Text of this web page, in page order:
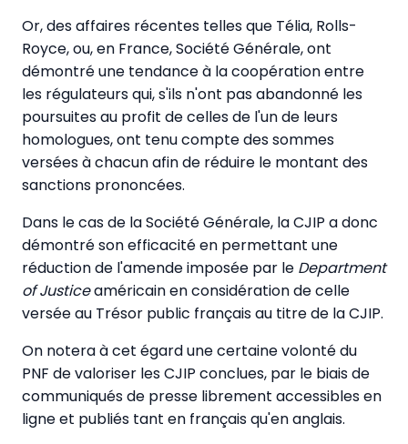
Or, des affaires récentes telles que Télia, Rolls-
Royce, ou, en France, Société Générale, ont
démontré une tendance à la coopération entre
les régulateurs qui, s'ils n'ont pas abandonné les
poursuites au profit de celles de l'un de leurs
homologues, ont tenu compte des sommes
versées à chacun afin de réduire le montant des
sanctions prononcées.
Dans le cas de la Société Générale, la CJIP a donc
démontré son efficacité en permettant une
réduction de l'amende imposée par le Department
of Justiceaméricain en considération de celle
versée au Trésor public français au titre de la CJIP.
On notera à cet égard une certaine volonté du
PNF de valoriser les CJIP conclues, par le biais de
communiqués de presse librement accessibles en
ligne et publiés tant en français qu'en anglais.